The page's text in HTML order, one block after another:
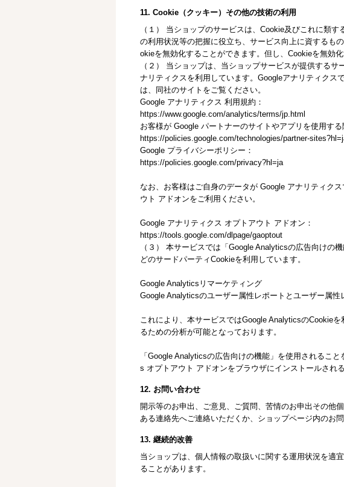
11. Cookie（クッキー）その他の技術の利用
（１） 当ショップのサービスは、Cookie及びこれに類
の利用状況等の把握に役立ち、サービス向上に資するも
okieを無効化することができます。但し、Cookieを無効
（２） 当ショップは、当ショップサービスが提供する
ナリティクスを利用しています。Googleアナリティクス
は、同社のサイトをご覧ください。
Google アナリティクス 利用規約：
https://www.google.com/analytics/terms/jp.html
お客様が Google パートナーのサイトやアプリを使用す
https://policies.google.com/technologies/partner-
Google プライバシーポリシー：
https://policies.google.com/privacy?hl=ja
なお、お客様はご自身のデータが Google アナリティク
ウト アドオンをご利用ください。
Google アナリティクス オプトアウト アドオン：
https://tools.google.com/dlpage/gaoptout
（３） 本サービスでは「Google Analyticsの広告向けの
どのサードパーティCookieを利用しています。
Google Analyticsリマーケティング
Google Analyticsのユーザー属性レポートとユーザー属性
これにより、本サービスではGoogle AnalyticsのCookie
るための分析が可能となっております。
「Google Analyticsの広告向けの機能」を使用されるこ
s オプトアウト アドオンをブラウザにインストールされ
12. お問い合わせ
開示等のお申出、ご意見、ご質問、苦情のお申出その他
ある連絡先へご連絡いただくか、ショップページ内のお
13. 継続的改善
当ショップは、個人情報の取扱いに関する運用状況を適
ることがあります。